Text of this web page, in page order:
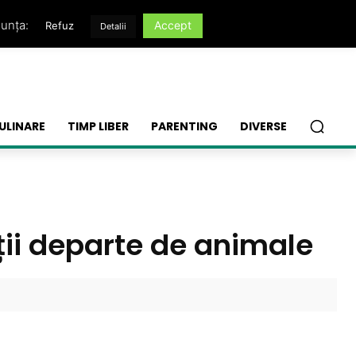
TIMP LIBER PARENTING DIVERSE
departe de animale
Refuz Detalii Accept